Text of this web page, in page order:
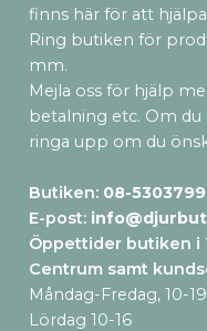
finns här för att
Ring butiken för
mm.
Mejla oss för hjälp
betalning etc. Om
ringa upp om du
Butiken: 08-
E-post:
Öppettider butiken i
Centrum samt
Måndag-Fredag, 10-19
Lördag 10-16